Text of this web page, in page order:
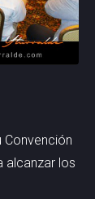
alcanzar los